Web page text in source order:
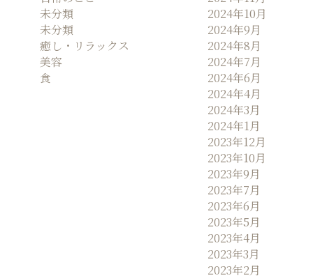
未分類
未分類
癒し・リラックス
美容
食
2024年10月
2024年9月
2024年8月
2024年7月
2024年6月
2024年4月
2024年3月
2024年1月
2023年12月
2023年10月
2023年9月
2023年7月
2023年6月
2023年5月
2023年4月
2023年3月
2023年2月